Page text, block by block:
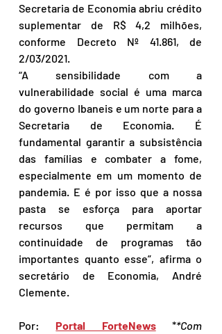
Secretaria de Economia abriu crédito
suplementar de R$ 4,2 milhões,
conforme Decreto Nº 41.861, de
2/03/2021.
“A sensibilidade com a
vulnerabilidade social é uma marca
do governo Ibaneis e um norte para a
Secretaria de Economia. É
fundamental garantir a subsistência
das famílias e combater a fome,
especialmente em um momento de
pandemia. E é por isso que a nossa
pasta se esforça para aportar
recursos que permitam a
continuidade de programas tão
importantes quanto esse”, afirma o
secretário de Economia, André
Clemente.
Por: Portal ForteNews **Com